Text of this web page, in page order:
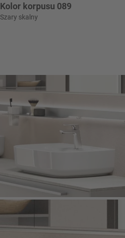
Kolor korpusu 089
Szary skalny